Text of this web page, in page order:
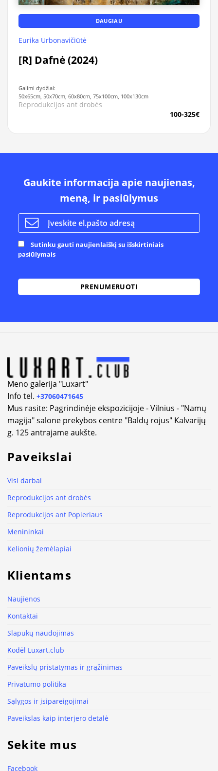
DAUGIAU
Eurika Urbonavičiūtė
[R] Dafnė (2024)
Galimi dydžiai:
50x65cm, 50x70cm, 60x80cm, 75x100cm, 100x130cm
Reprodukcijos ant drobės
100-325€
Gaukite informacija apie naujienas,
meną, ir pasiūlymus
Sutinku gauti naujienlaiškį su išskirtiniais
pasiūlymais
Meno galerija "Luxart"
Info tel. +37060471645
Mus rasite: Pagrindinėje ekspozicijoje - Vilnius - "Namų
magija" salone prekybos centre "Baldų rojus" Kalvarijų
g. 125 antrajame aukšte.
Paveikslai
Visi darbai
Reprodukcijos ant drobės
Reprodukcijos ant Popieriaus
Menininkai
Kelionių žemėlapiai
Klientams
Naujienos
Kontaktai
Slapukų naudojimas
Kodėl Luxart.club
Paveikslų pristatymas ir grąžinimas
Privatumo politika
Sąlygos ir įsipareigojimai
Paveikslas kaip interjero detalė
Sekite mus
Facebook